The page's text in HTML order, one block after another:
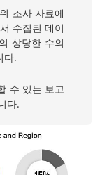
조사 자료에
수집된 데이
상당한 수의
다.
수 있는 보고
다.